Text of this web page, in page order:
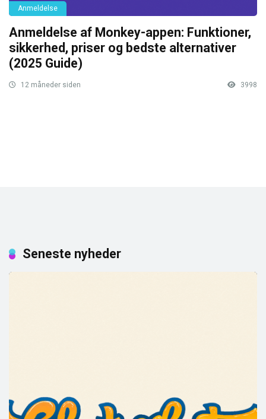
Anmeldelse
Anmeldelse af Monkey-appen: Funktioner,
sikkerhed, priser og bedste alternativer
(2025 Guide)
12 måneder siden 3998
Seneste nyheder